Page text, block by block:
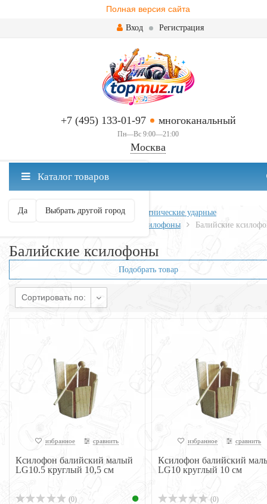
Полная версия сайта
Вход Регистрация
+7 (495) 133-01-97 многоканальный
Пн—Вс 9:00—21:00
Москва
Москва ваш город?
Да Выбрать другой город
Каталог товаров
Главная Ударные
Перкуссия и этнические ударные
Ксилофоны Балийские
Балийские ксилофоны
Подобрать товар
Сортировать по:
избранное сравнить
Ксилофон балийский малый
LG10.5 круглый 10,5 см
(0)
избранное сравнить
Ксилофон балийский
LG10 круглый 10 см
(0)